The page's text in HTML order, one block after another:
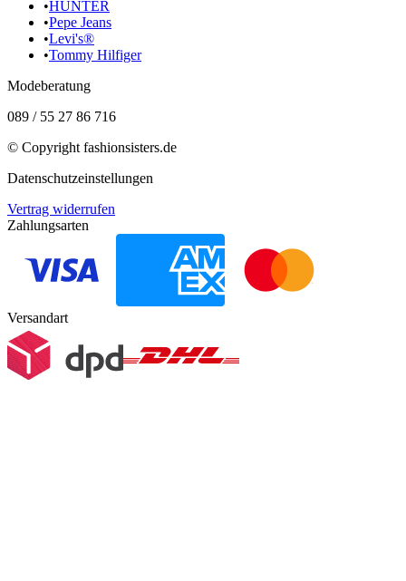
•HUNTER
•Pepe Jeans
•Levi's®
•Tommy Hilfiger
Modeberatung
089 / 55 27 86 716
© Copyright fashionsisters.de
Datenschutzeinstellungen
Vertrag widerrufen
Zahlungsarten
Versandart